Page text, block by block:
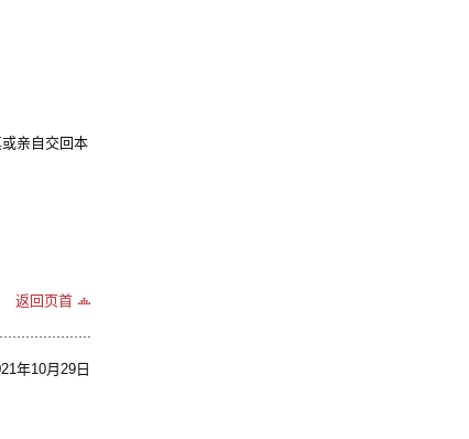
亲自交回本
返回页首
年10月29日